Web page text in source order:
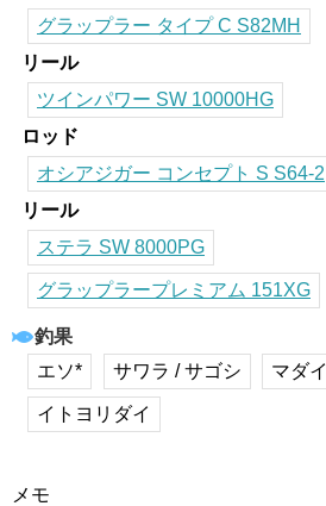
グラップラー タイプ C S82MH
リール
ツインパワー SW 10000HG
ロッド
オシアジガー コンセプト S S64-2
リール
ステラ SW 8000PG
グラップラープレミアム 151XG
釣果
エソ*
サワラ / サゴシ マダイ
イトヨリダイ
メモ